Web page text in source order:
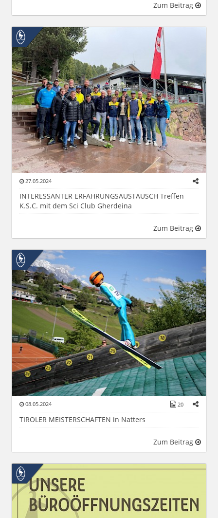
Zum Beitrag
27.05.2024
INTERESSANTER ERFAHRUNGSAUSTAUSCH Treffen
K.S.C. mit dem Sci Club Gherdeina
Zum Beitrag
08.05.2024 20
TIROLER MEISTERSCHAFTEN in Natters
Zum Beitrag